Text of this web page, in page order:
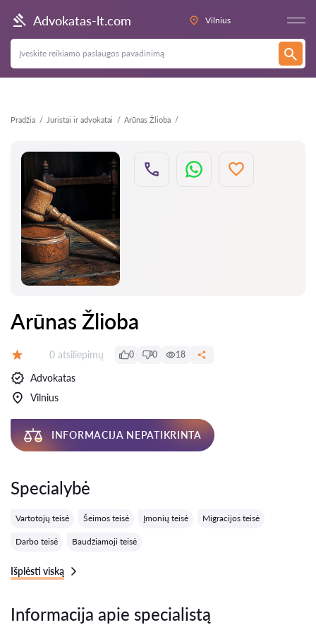
Advokatas-lt.com Vilnius
Pradžia Juristai ir advokatai Arūnas Žlioba
Atgal
Arūnas Žlioba
Atsiliepimų:
0 atsiliepimų 0 0 18
Advokatas
Vilnius
INFORMACIJA NEPATIKRINTA
Specialybė
Vartotojų teisė Šeimos teisė Įmonių teisė Migracijos teisė
Darbo teisė Baudžiamoji teisė
Išplėsti viską
Informacija apie specialistą